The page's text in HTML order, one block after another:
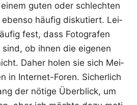
guten oder schlech­ten
eben­so häu­fig dis­ku­tiert. Lei­
fest, dass Foto­gra­fen
ob ihnen die eige­nen
Daher holen sie sich Mei­
in Inter­net-Foren. Sicher­lich
der nöti­ge Über­blick, um